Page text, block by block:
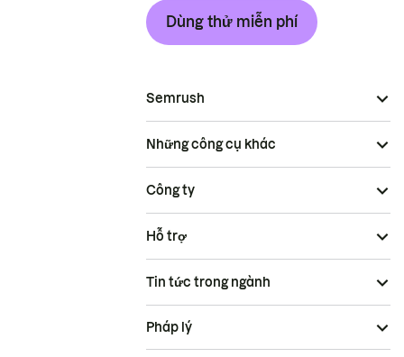
Dùng thử miễn phí
Semrush
Những công cụ khác
Công ty
Hỗ trợ
Tin tức trong ngành
Pháp lý